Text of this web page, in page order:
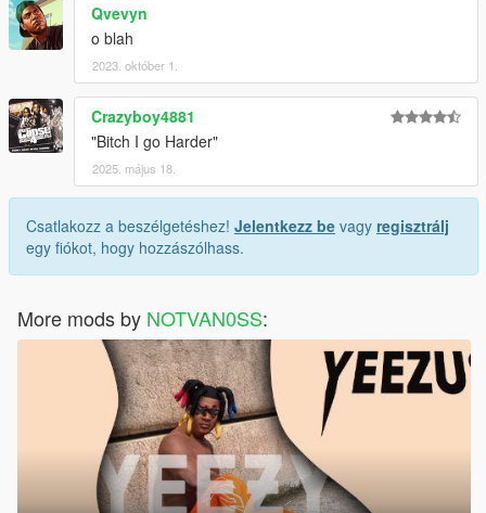
Qvevyn
o blah
2023. október 1.
Crazyboy4881
"Bitch I go Harder"
2025. május 18.
Csatlakozz a beszélgetéshez! Jelentkezz be vagy regisztrálj
egy fiókot, hogy hozzászólhass.
More mods by NOTVAN0SS: